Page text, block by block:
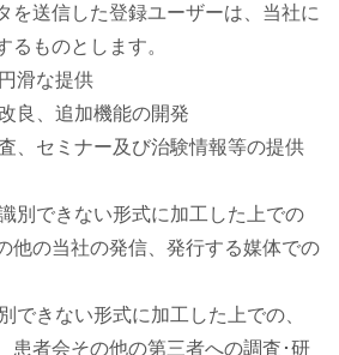
を送信した登録ユーザーは、当社に
るものとします。
滑な提供
、追加機能の開発
セミナー及び治験情報等の提供
できない形式に加工した上での
他の当社の発信、発行する媒体での
きない形式に加工した上での、
患者会その他の第三者への調査･研